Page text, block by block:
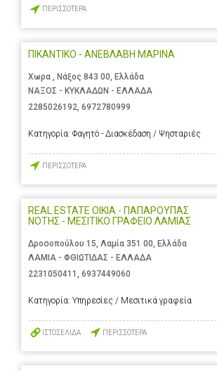
ΠΕΡΙΣΣΟΤΕΡΑ
ΠΙΚΑΝΤΙΚΟ - ΑΝΕΒΛΑΒΗ ΜΑΡΙΝΑ
Χωρα , Νάξος 843 00, Ελλάδα
ΝΑΞΟΣ - ΚΥΚΛΑΔΩΝ - ΕΛΛΑΔΑ
2285026192, 6972780999
Κατηγορία: Φαγητό - Διασκέδαση / Ψησταριές
ΠΕΡΙΣΣΟΤΕΡΑ
REAL ESTATE OIKIA - ΠΑΠΑΡΟΥΠΑΣ
ΝΟΤΗΣ - ΜΕΣΙΤΙΚΟ ΓΡΑΦΕΙΟ ΛΑΜΙΑΣ
Δροσοπούλου 15, Λαμία 351 00, Ελλάδα
ΛΑΜΙΑ - ΦΘΙΩΤΙΔΑΣ - ΕΛΛΑΔΑ
2231050411 , 6937449060
Κατηγορία: Υπηρεσίες / Μεσιτικά γραφεία
ΙΣΤΟΣΕΛΙΔΑ ΠΕΡΙΣΣΟΤΕΡΑ